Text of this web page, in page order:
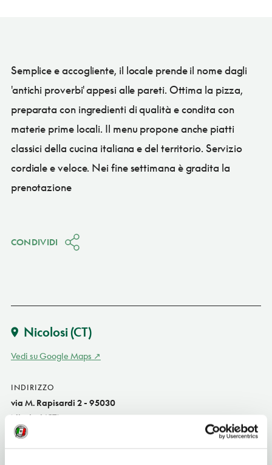
Semplice e accogliente, il locale prende il nome dagli
'antichi proverbi' appesi alle pareti. Ottima la pizza,
preparata con ingredienti di qualità e condita con
materie prime locali. Il menu propone anche piatti
classici della cucina italiana e del territorio. Servizio
cordiale e veloce. Nei fine settimana è gradita la
prenotazione
CONDIVIDI
Nicolosi(CT)
Vedi su Google Maps
INDIRIZZO
via M. Rapisardi 2 - 95030
Nicolosi (CT)
Sicilia IT